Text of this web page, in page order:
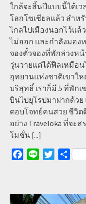
ใกล้จะสิ้นปีแบบนี้ได้เ
โลกโซเชียลแล้ว สำห
ไกลไปเมืองนอกไว้แล้
ไม่ออก และกำลังมอง
จองตั๋วจองที่พักล่วงห
วุ่นวายแต่ได้ฟีลเหมือ
อุทยานแห่งชาติเขาใ
บริสุทธิ์ เราก็มี 5 ที่พัก
บินไปยุโรปมาฝากด้ว
ตอบโจทย์คนสวย ชีวิต
อย่าง Traveloka ที่จะ
โมชั่น [...]
Facebook
Line TwitterShare